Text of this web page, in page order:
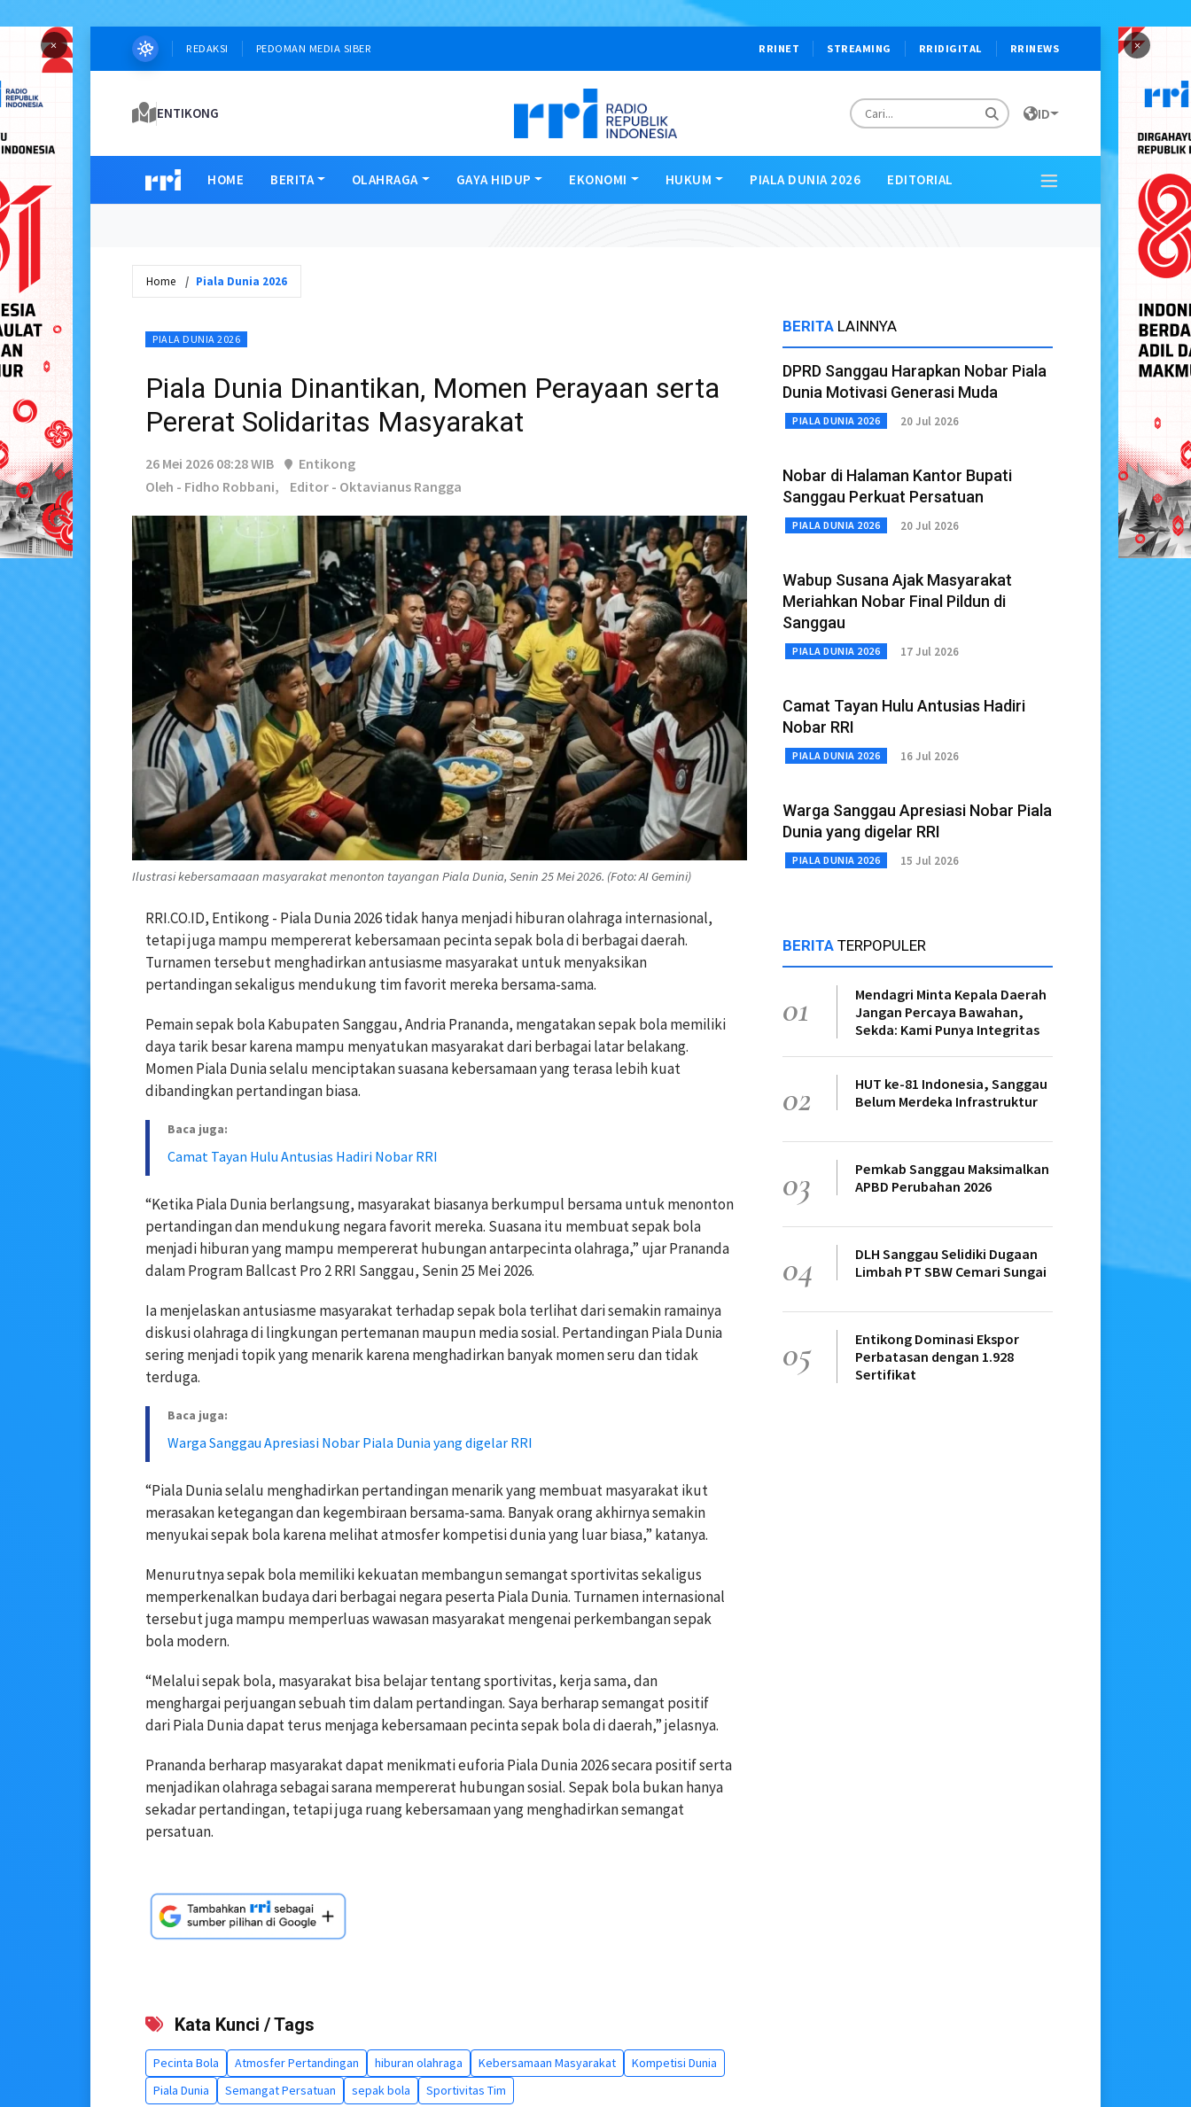
× ×
REDAKSI PEDOMAN MEDIA SIBER RRINET STREAMING RRIDIGITAL RRINEWS
ENTIKONG ID
HOME BERITA OLAHRAGA GAYA HIDUP EKONOMI HUKUM PIALA DUNIA 2026 EDITORIAL
Home Piala Dunia 2026
PIALA DUNIA 2026
Piala Dunia Dinantikan, Momen Perayaan serta
Pererat Solidaritas Masyarakat
26 Mei 2026 08:28 WIB
Entikong
Oleh - Fidho Robbani,
Editor - Oktavianus Rangga
Ilustrasi kebersamaaan masyarakat menonton tayangan Piala Dunia, Senin 25 Mei 2026. (Foto: AI Gemini)
RRI.CO.ID, Entikong - Piala Dunia 2026 tidak hanya menjadi hiburan olahraga internasional,
tetapi juga mampu mempererat kebersamaan pecinta sepak bola di berbagai daerah.
Turnamen tersebut menghadirkan antusiasme masyarakat untuk menyaksikan
pertandingan sekaligus mendukung tim favorit mereka bersama-sama.
Pemain sepak bola Kabupaten Sanggau, Andria Prananda, mengatakan sepak bola memiliki
daya tarik besar karena mampu menyatukan masyarakat dari berbagai latar belakang.
Momen Piala Dunia selalu menciptakan suasana kebersamaan yang terasa lebih kuat
dibandingkan pertandingan biasa.
Baca juga:
Camat Tayan Hulu Antusias Hadiri Nobar RRI
“Ketika Piala Dunia berlangsung, masyarakat biasanya berkumpul bersama untuk menonton
pertandingan dan mendukung negara favorit mereka. Suasana itu membuat sepak bola
menjadi hiburan yang mampu mempererat hubungan antarpecinta olahraga,” ujar Prananda
dalam Program Ballcast Pro 2 RRI Sanggau, Senin 25 Mei 2026.
Ia menjelaskan antusiasme masyarakat terhadap sepak bola terlihat dari semakin ramainya
diskusi olahraga di lingkungan pertemanan maupun media sosial. Pertandingan Piala Dunia
sering menjadi topik yang menarik karena menghadirkan banyak momen seru dan tidak
terduga.
Baca juga:
Warga Sanggau Apresiasi Nobar Piala Dunia yang digelar RRI
“Piala Dunia selalu menghadirkan pertandingan menarik yang membuat masyarakat ikut
merasakan ketegangan dan kegembiraan bersama-sama. Banyak orang akhirnya semakin
menyukai sepak bola karena melihat atmosfer kompetisi dunia yang luar biasa,” katanya.
Menurutnya sepak bola memiliki kekuatan membangun semangat sportivitas sekaligus
memperkenalkan budaya dari berbagai negara peserta Piala Dunia. Turnamen internasional
tersebut juga mampu memperluas wawasan masyarakat mengenai perkembangan sepak
bola modern.
“Melalui sepak bola, masyarakat bisa belajar tentang sportivitas, kerja sama, dan
menghargai perjuangan sebuah tim dalam pertandingan. Saya berharap semangat positif
dari Piala Dunia dapat terus menjaga kebersamaan pecinta sepak bola di daerah,” jelasnya.
Prananda berharap masyarakat dapat menikmati euforia Piala Dunia 2026 secara positif serta
menjadikan olahraga sebagai sarana mempererat hubungan sosial. Sepak bola bukan hanya
sekadar pertandingan, tetapi juga ruang kebersamaan yang menghadirkan semangat
persatuan.
Kata Kunci / Tags
Pecinta Bola Atmosfer Pertandingan hiburan olahraga Kebersamaan Masyarakat
Kompetisi Dunia
Piala Dunia
Semangat Persatuan sepak bola Sportivitas Tim
BERITA LAINNYA
DPRD Sanggau Harapkan Nobar Piala
Dunia Motivasi Generasi Muda
PIALA DUNIA 2026 20 Jul 2026
Nobar di Halaman Kantor Bupati
Sanggau Perkuat Persatuan
PIALA DUNIA 2026 20 Jul 2026
Wabup Susana Ajak Masyarakat
Meriahkan Nobar Final Pildun di
Sanggau
PIALA DUNIA 2026 17 Jul 2026
Camat Tayan Hulu Antusias Hadiri
Nobar RRI
PIALA DUNIA 2026 16 Jul 2026
Warga Sanggau Apresiasi Nobar Piala
Dunia yang digelar RRI
PIALA DUNIA 2026 15 Jul 2026
BERITA TERPOPULER
01
Mendagri Minta Kepala Daerah
Jangan Percaya Bawahan,
Sekda: Kami Punya Integritas
02
HUT ke-81 Indonesia, Sanggau
Belum Merdeka Infrastruktur
03
Pemkab Sanggau Maksimalkan
APBD Perubahan 2026
04
DLH Sanggau Selidiki Dugaan
Limbah PT SBW Cemari Sungai
05
Entikong Dominasi Ekspor
Perbatasan dengan 1.928
Sertifikat